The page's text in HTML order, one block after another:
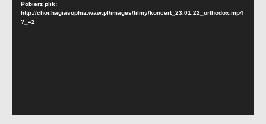
video
Pobierz plik:
http://chor.hagiasophia.waw.pl/images/filmy/koncert_23.01.22_orthodox.mp4
?_=2